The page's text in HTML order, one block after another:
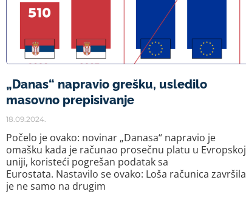
„Danas“ napravio grešku, usledilo
masovno prepisivanje
18.09.2024.
Počelo je ovako: novinar „Danasa“ napravio je
omašku kada je računao prosečnu platu u Evropskoj
uniji, koristeći pogrešan podatak sa
Eurostata. Nastavilo se ovako: Loša računica završila
je ne samo na drugim